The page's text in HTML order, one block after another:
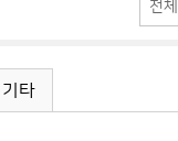
기타